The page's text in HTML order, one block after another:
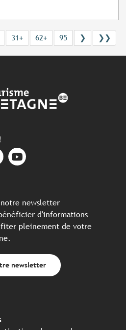
31+ 62+ 95 ❯ ❯❯
notre newsletter
d'informations
pleinement de votre
newsletter